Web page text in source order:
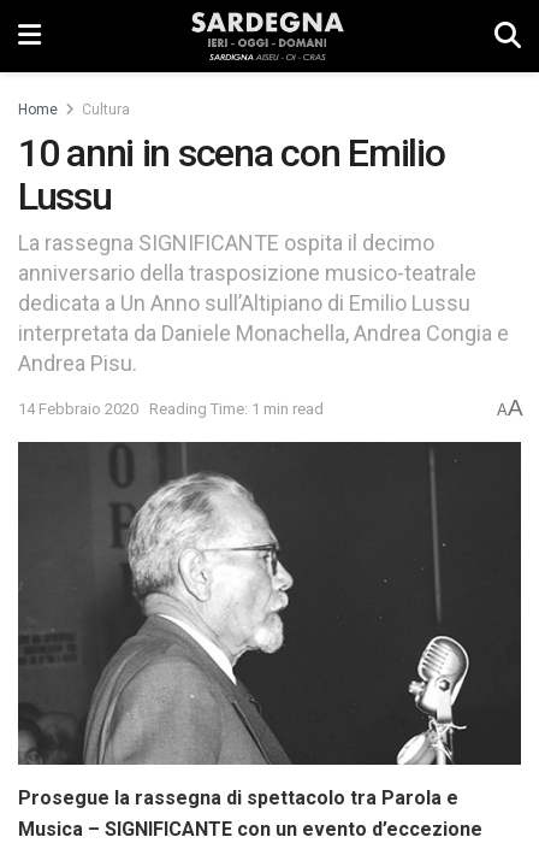
Home Cultura
10 anni in scena con Emilio
Lussu
La rassegna SIGNIFICANTE ospita il decimo
anniversario della trasposizione musico-teatrale
dedicata a Un Anno sull’Altipiano di Emilio Lussu
interpretata da Daniele Monachella, Andrea Congia e
Andrea Pisu.
14 Febbraio 2020 Reading Time: 1 min read AA
Prosegue la rassegna di spettacolo tra Parola e
Musica – SIGNIFICANTE con un evento d’eccezione